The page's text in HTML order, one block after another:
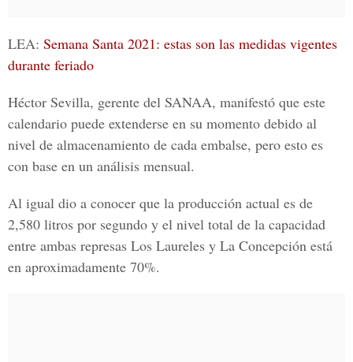
LEA: Semana Santa 2021: estas son las medidas vigentes
durante feriado
Héctor Sevilla, gerente del SANAA, manifestó que este
calendario puede extenderse en su momento debido al
nivel de almacenamiento de cada embalse, pero esto es
con base en un análisis mensual.
Al igual dio a conocer que la producción actual es de
2,580 litros por segundo y el nivel total de la capacidad
entre ambas represas Los Laureles y La Concepción está
en aproximadamente 70%.